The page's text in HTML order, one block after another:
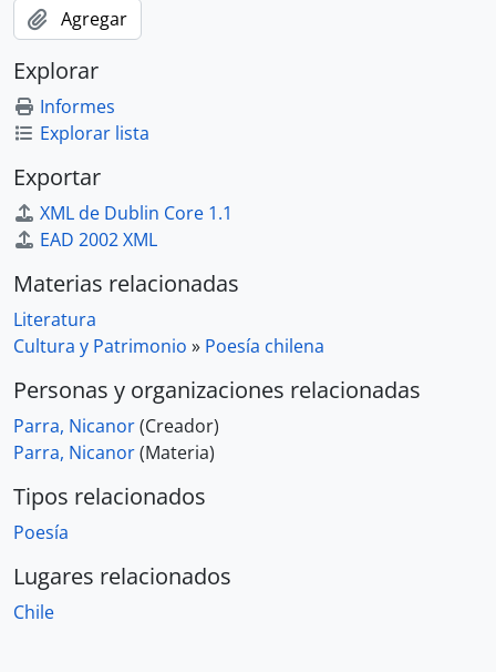
Agregar
Explorar
Informes
Explorar lista
Exportar
XML de Dublin Core 1.1
EAD 2002 XML
Materias relacionadas
Literatura
Cultura y Patrimonio » Poesía chilena
Personas y organizaciones relacionadas
Parra, Nicanor(Creador)
Parra, Nicanor(Materia)
Tipos relacionados
Poesía
Lugares relacionados
Chile